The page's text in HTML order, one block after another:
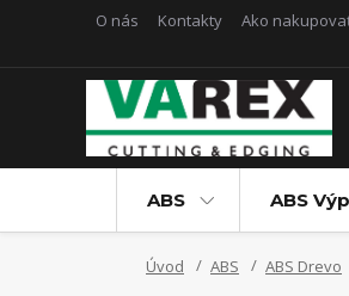
O nás Kontakty Ako
ABS ABS
Úvod ABS ABS Drevo